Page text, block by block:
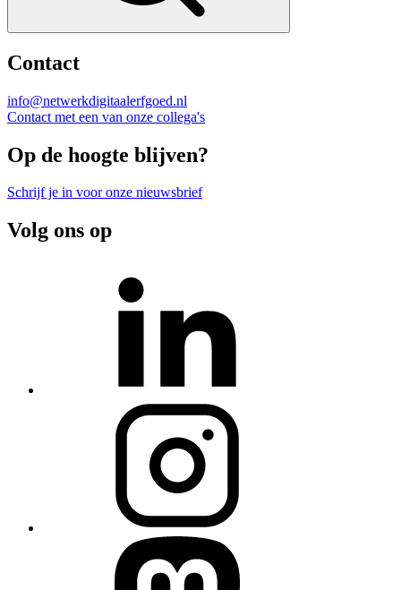
Contact
info@netwerkdigitaalerfgoed.nl
Contact met een van onze collega's
Op de hoogte blijven?
Schrijf je in voor onze nieuwsbrief
Volg ons op